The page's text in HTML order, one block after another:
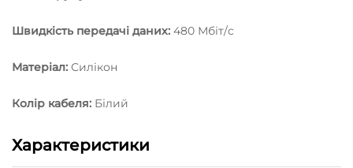
Швидкість передачі даних: 480 Мбіт/c
Матеріал: Силікон
Колір кабеля: Білий
Характеристики